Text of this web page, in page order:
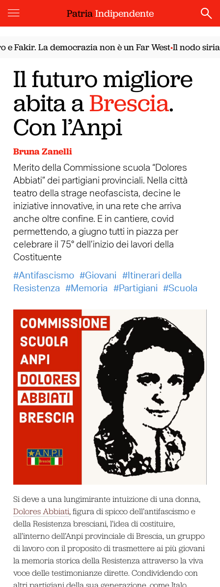
PatriaIndipendente
La democrazia non è un Far West•Il nodo siriano.
Il futuro migliore
abita aBrescia.
Con l’Anpi
Bruna Zanelli
Merito della Commissione scuola “Dolores
Abbiati” dei partigiani provinciali. Nella città
teatro della strage neofascista, decine le
iniziative innovative, in una rete che arriva
anche oltre confine. E in cantiere, covid
permettendo, a giugno tutti in piazza per
celebrare il 75° dell’inizio dei lavori della
Costituente
Antifascismo
Giovani
Itinerari della
Resistenza
Memoria Partigiani Scuola
Si deve a una lungimirante intuizione di una donna,
Dolores Abbiati, figura di spicco dell’antifascismo e
della Resistenza bresciani, l’idea di costituire,
all’interno dell’Anpi provinciale di Brescia, un gruppo
di lavoro con il proposito di trasmettere ai più giovani
la memoria storica della Resistenza attraverso la viva
voce delle testimonianze dirette. Condividendo con